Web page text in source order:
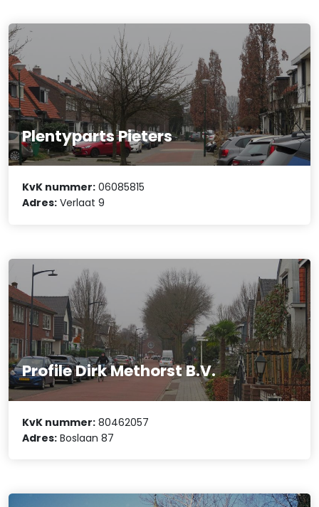
Plentyparts Pieters
KvK nummer: 06085815
Adres: Verlaat 9
Profile Dirk Methorst B.V.
KvK nummer: 80462057
Adres: Boslaan 87